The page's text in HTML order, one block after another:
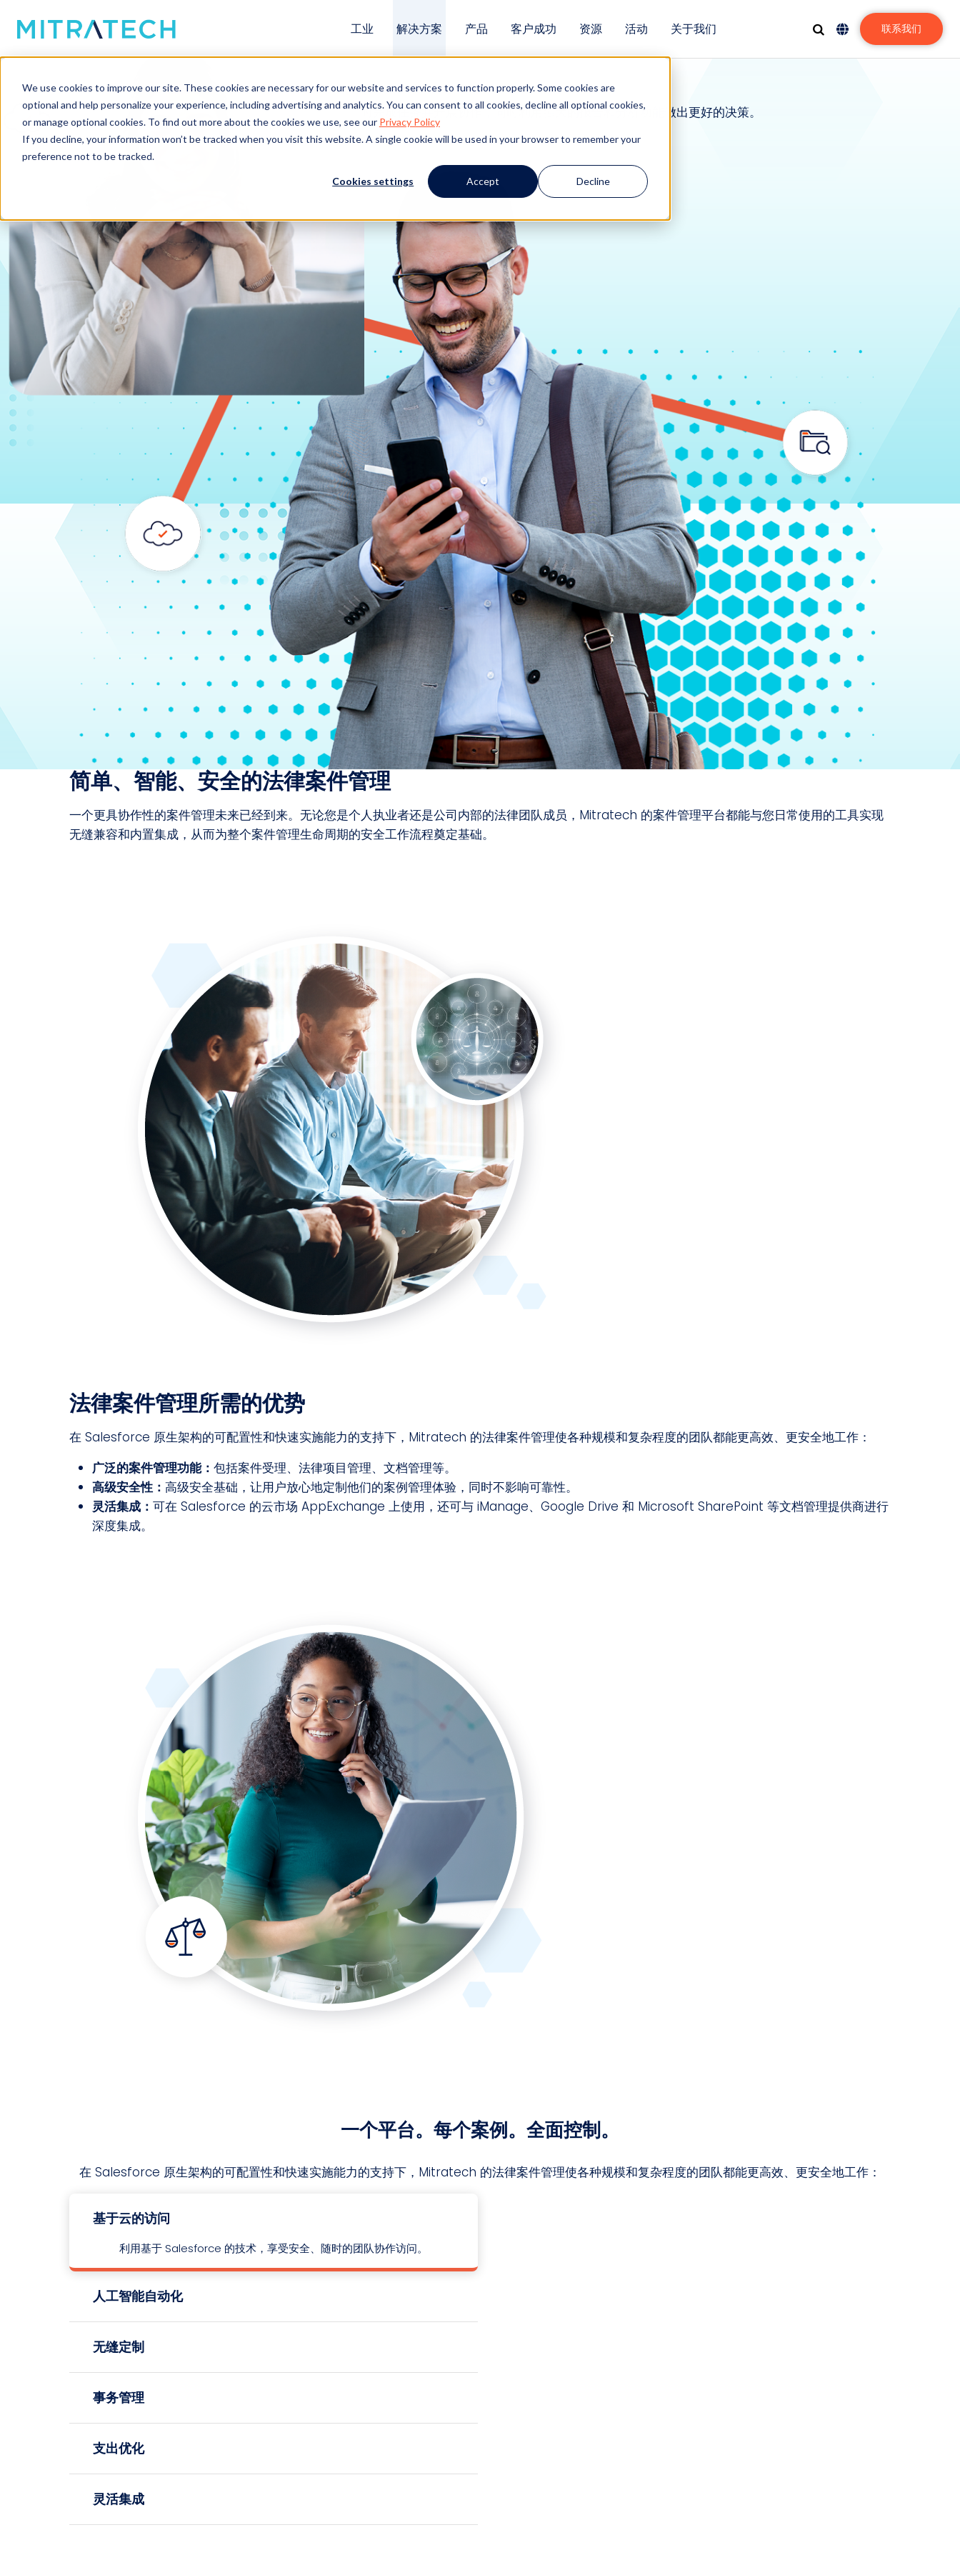
We use cookies to improve our site. These cookies are necessary for our website and services to function properly. Some cookies are
optional and help personalize your experience, including advertising and analytics. You can consent to all cookies, decline all optional cookies,
or manage optional cookies. To find out more about the cookies we use, see our Privacy Policy
If you decline, your information won’t be tracked when you visit this website. A single cookie will be used in your browser to remember your
preference not to be tracked.
Cookies settings Accept Decline
工业 解决方案 产品 客户成功 资源 活动 关于我们 联系我们
法律案件管理
利用统一的法律事务和案件管理平台，在法律案件中实时完成任务并开展协作，同时利用强大的报告和分析功能做出更好的决策。
预约演示
简单、智能、安全的法律案件管理
一个更具协作性的案件管理未来已经到来。无论您是个人执业者还是公司内部的法律团队成员，Mitratech 的案件管理平台都能与您日常使用的工具实现
无缝兼容和内置集成，从而为整个案件管理生命周期的安全工作流程奠定基础。
法律案件管理所需的优势
在 Salesforce 原生架构的可配置性和快速实施能力的支持下，Mitratech 的法律案件管理使各种规模和复杂程度的团队都能更高效、更安全地工作：
广泛的案件管理功能： 包括案件受理、法律项目管理、文档管理等。
高级安全性： 高级安全基础，让用户放心地定制他们的案例管理体验，同时不影响可靠性。
灵活集成： 可在 Salesforce 的云市场 AppExchange 上使用，还可与 iManage、Google Drive 和 Microsoft SharePoint 等文档管理提供商进行
深度集成。
一个平台。每个案例。全面控制。
在 Salesforce 原生架构的可配置性和快速实施能力的支持下，Mitratech 的法律案件管理使各种规模和复杂程度的团队都能更高效、更安全地工作：
基于云的访问
利用基于 Salesforce 的技术，享受安全、随时的团队协作访问。
人工智能自动化
无缝定制
事务管理
支出优化
灵活集成